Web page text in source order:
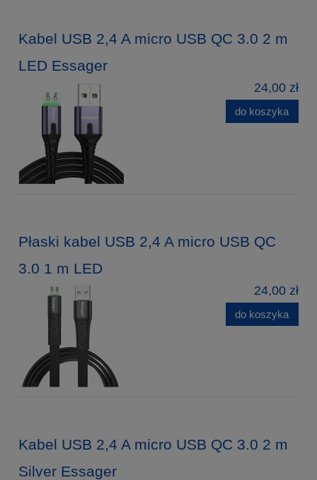
Kabel USB 2,4 A micro USB QC 3.0 2 m
LED Essager
24,00 zł
do koszyka
Płaski kabel USB 2,4 A micro USB QC
3.0 1 m LED
24,00 zł
do koszyka
Kabel USB 2,4 A micro USB QC 3.0 2 m
Silver Essager